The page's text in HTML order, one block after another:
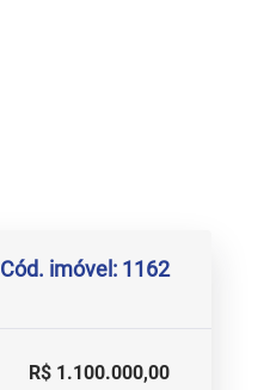
Cód. imóvel: 1162
R$ 1.100.000,00